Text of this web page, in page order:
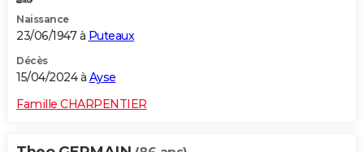
Naissance
23/06/1947 à Puteaux
Décès
15/04/2024 à Ayse
Famille CHARPENTIER